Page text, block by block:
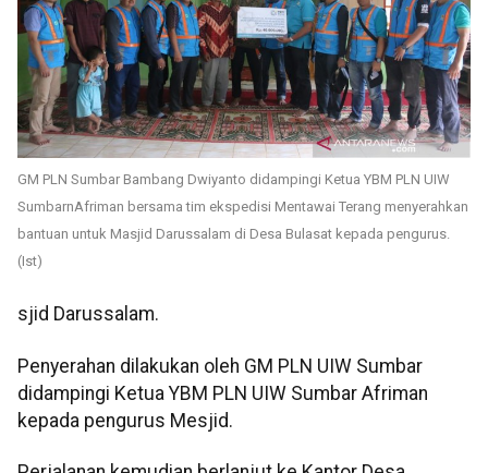
GM PLN Sumbar Bambang Dwiyanto didampingi Ketua YBM PLN UIW
SumbarnAfriman bersama tim ekspedisi Mentawai Terang menyerahkan
bantuan untuk Masjid Darussalam di Desa Bulasat kepada pengurus.
(Ist)
sjid Darussalam.
Penyerahan dilakukan oleh GM PLN UIW Sumbar
didampingi Ketua YBM PLN UIW Sumbar Afriman
kepada pengurus Mesjid.